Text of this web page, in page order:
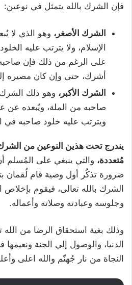
فإن الشرك بالله يتمثل في نوعين:
الشرك الأصغر، وهو الذي لا
الإسلام، ولا يترتب عليه
على الرغم من ذلك فإن
أشرك، حتى وإن كان مصيره
الشرك الأكبر، وهو ذلك
صاحبه من الملة، ويُبعده عن
ويترتب عليه خلود صاحبه في
يندرج تحت هذين النوعين من
مُتعددة، والتي ينبغي على المُسلم
ضرورة تذكُر أول وصية قام لُقمان
الشرك بالله تعالى، فيقوم بإخلاص
وجلوسه وعبادته وصلاته وأعماله.
وذلك بغية استحقاق الرضا من الله
الدنيا، والوصول إلي الجنة ونعيمها
النجاة من نار جُهنّم والله اعلى